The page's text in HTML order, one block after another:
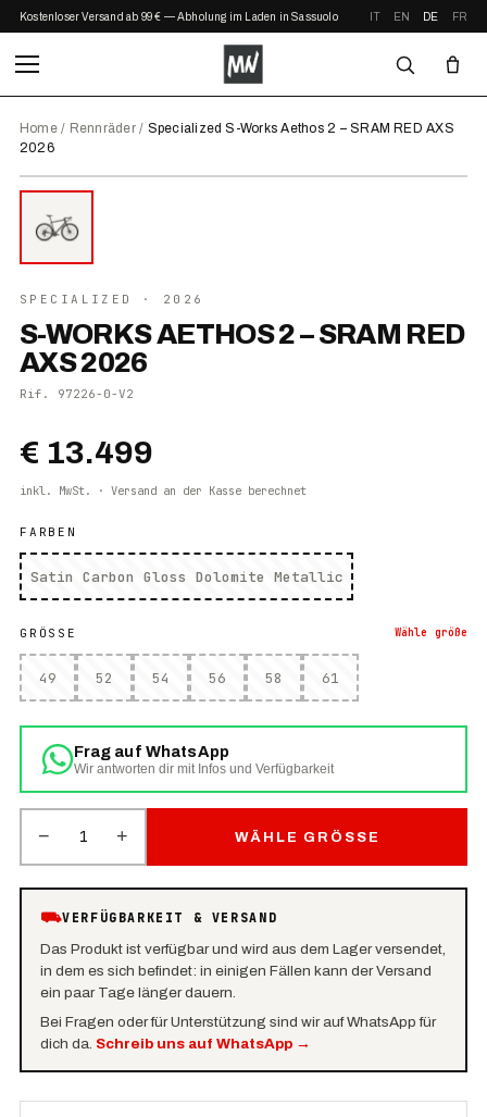
Kostenloser Versand ab 99 € — Abholung im Laden in Sassuolo IT EN DE FR
Home/ Rennräder/ Specialized S-Works Aethos 2 – SRAM RED AXS
2026
SPECIALIZED · 2026
S-WORKS AETHOS 2 – SRAM RED
AXS 2026
Rif. 97226-0-V2
€ 13.499
inkl. MwSt. · Versand an der Kasse berechnet
FARBEN
Satin Carbon Gloss Dolomite Metallic
GRÖSSE Wähle größe
49 52 54 56 58 61
Frag auf WhatsApp
Wir antworten dir mit Infos und Verfügbarkeit
− 1 + WÄHLE GRÖSSE
⛟VERFÜGBARKEIT & VERSAND
Das Produkt ist verfügbar und wird aus dem Lager versendet,
in dem es sich befindet: in einigen Fällen kann der Versand
ein paar Tage länger dauern.
Bei Fragen oder für Unterstützung sind wir auf WhatsApp für
dich da. Schreib uns auf WhatsApp→